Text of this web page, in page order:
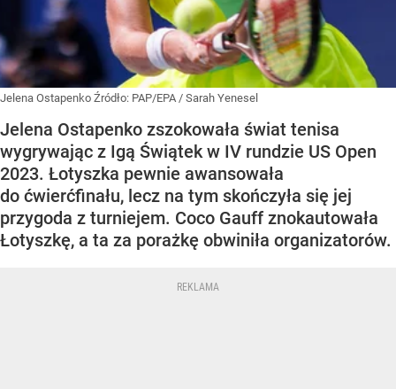
Jelena Ostapenko Źródło: PAP/EPA / Sarah Yenesel
Jelena Ostapenko zszokowała świat tenisa
wygrywając z Igą Świątek w IV rundzie US Open
2023. Łotyszka pewnie awansowała
do ćwierćfinału, lecz na tym skończyła się jej
przygoda z turniejem. Coco Gauff znokautowała
Łotyszkę, a ta za porażkę obwiniła organizatorów.